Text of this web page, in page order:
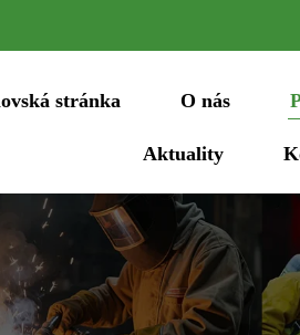
stránka O nás
Aktuality